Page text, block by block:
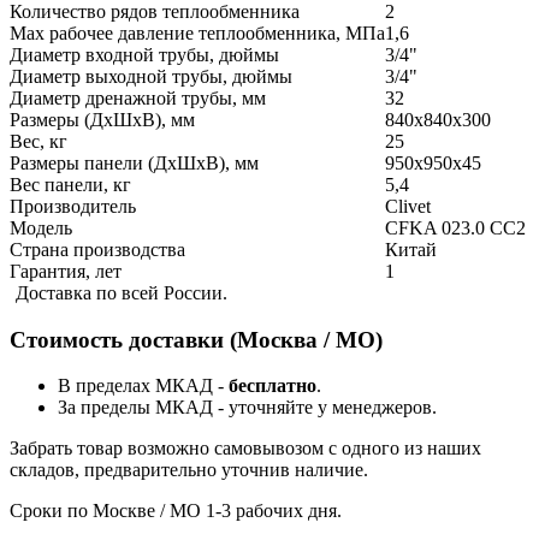
Количество рядов теплообменника
2
Max рабочее давление теплообменника, МПа1,6
Диаметр входной трубы, дюймы
3/4"
Диаметр выходной трубы, дюймы
3/4"
Диаметр дренажной трубы, мм
32
Размеры (ДхШхВ), мм
840x840x300
Вес, кг
25
Размеры панели (ДхШхВ), мм
950x950x45
Вес панели, кг
5,4
Производитель
Clivet
Модель
CFKA 023.0 CC2
Страна производства
Китай
Гарантия, лет
1
Доставка по всей России.
Стоимость доставки (Москва / МО)
В пределах МКАД - бесплатно.
За пределы МКАД - уточняйте у менеджеров.
Забрать товар возможно самовывозом с одного из наших
складов, предварительно уточнив наличие.
Сроки по Москве / МО 1-3 рабочих дня.